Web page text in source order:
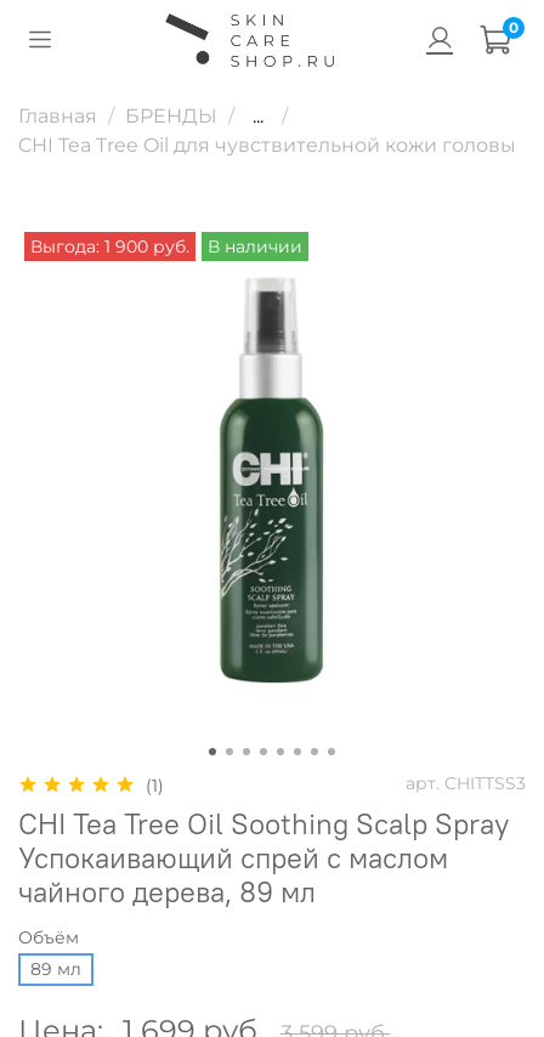
0
Главная БРЕНДЫ
...
CHI Tea Tree Oil для чувствительной кожи головы
Выгода: 1 900 руб. В наличии
(1) арт. CHITTSS3
CHI Tea Tree Oil Soothing Scalp Spray
Успокаивающий спрей с маслом
чайного дерева, 89 мл
Объём
89 мл